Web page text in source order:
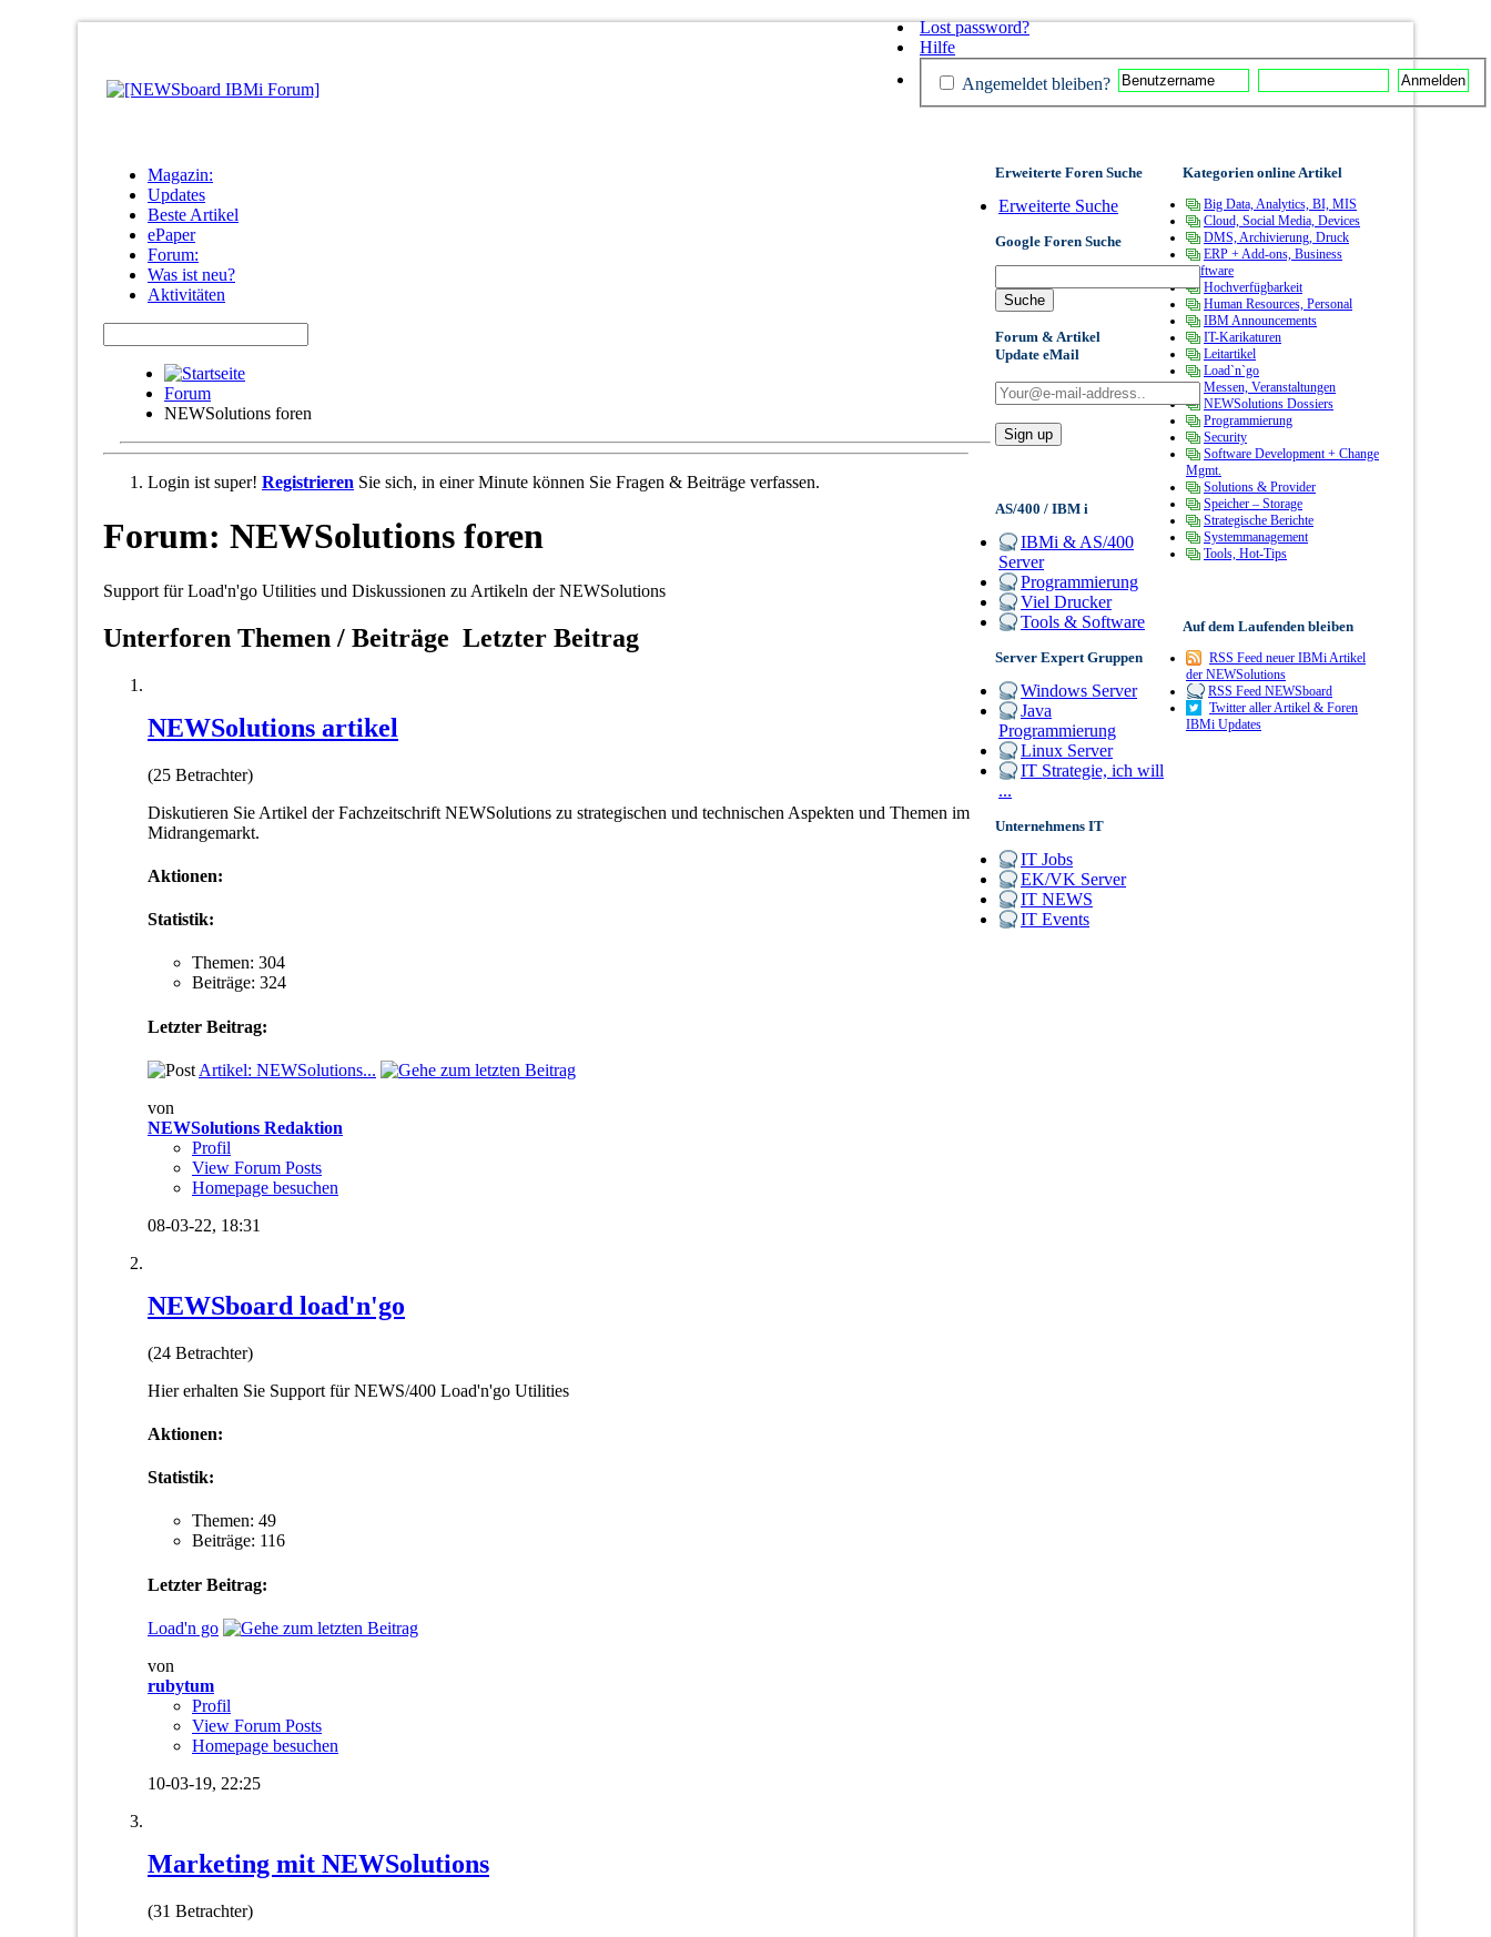
Magazin:
Updates
Beste Artikel
ePaper
Forum:
Was ist neu?
Aktivitäten
Forum
NEWSolutions foren
Lost password?
Hilfe
Angemeldet bleiben?
Login ist super! Registrieren Sie sich, in einer Minute können Sie Fragen & Beiträge verfassen.
Forum: NEWSolutions foren
Support für Load'n'go Utilities und Diskussionen zu Artikeln der NEWSolutions
Unterforen Themen / Beiträge Letzter Beitrag
NEWSolutions artikel
(25 Betrachter)
Diskutieren Sie Artikel der Fachzeitschrift NEWSolutions zu strategischen und technischen Aspekten und Themen im
Midrangemarkt.
Aktionen:
Statistik:
Themen: 304
Beiträge: 324
Letzter Beitrag:
Artikel: NEWSolutions...
von
NEWSolutions Redaktion
Profil
View Forum Posts
Homepage besuchen
08-03-22, 18:31
NEWSboard load'n'go
(24 Betrachter)
Hier erhalten Sie Support für NEWS/400 Load'n'go Utilities
Aktionen:
Statistik:
Themen: 49
Beiträge: 116
Letzter Beitrag:
Load'n go
von
rubytum
Profil
View Forum Posts
Homepage besuchen
10-03-19, 22:25
Marketing mit NEWSolutions
(31 Betrachter)
Erweiterte Foren Suche
Erweiterte Suche
Google Foren Suche
Forum & Artikel
Update eMail
AS/400 / IBM i
IBMi & AS/400
Server
Programmierung
Viel Drucker
Tools & Software
Server Expert Gruppen
Windows Server
Java
Programmierung
Linux Server
IT Strategie, ich will
...
Unternehmens IT
IT Jobs
EK/VK Server
IT NEWS
IT Events
Kategorien online Artikel
Big Data, Analytics, BI, MIS
Cloud, Social Media, Devices
DMS, Archivierung, Druck
ERP + Add-ons, Business
Software
Hochverfügbarkeit
Human Resources, Personal
IBM Announcements
IT-Karikaturen
Leitartikel
Load`n`go
Messen, Veranstaltungen
NEWSolutions Dossiers
Programmierung
Security
Software Development + Change
Mgmt.
Solutions & Provider
Speicher – Storage
Strategische Berichte
Systemmanagement
Tools, Hot-Tips
Auf dem Laufenden bleiben
RSS Feed neuer IBMi Artikel
der NEWSolutions
RSS Feed NEWSboard
Twitter aller Artikel & Foren
IBMi Updates